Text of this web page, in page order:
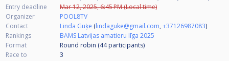
Entry deadline
Mar 12, 2025, 6:45 PM (Local time)
Organizer
POOL8TV
Contact
Linda Guķe (lindaguke@gmail.com,+37126987083)
Rankings
BAMS Latvijas amatieru līga 2025
Format
Round robin (44participants)
Race to
3